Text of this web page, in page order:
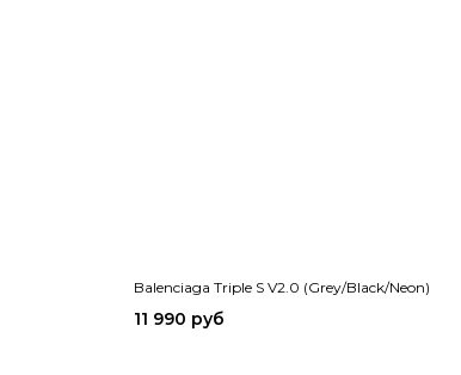
Balenciaga Triple S V2.0 (Grey/Black/Neon)
11 990 руб